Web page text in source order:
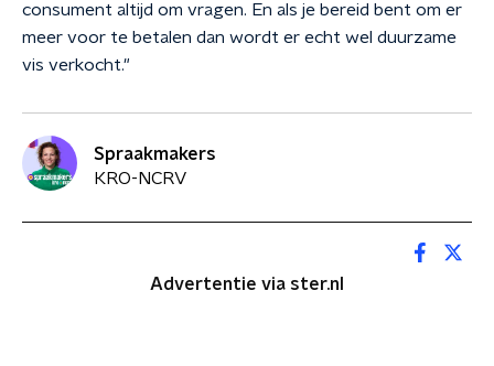
consument altijd om vragen. En als je bereid bent om er
meer voor te betalen dan wordt er echt wel duurzame
vis verkocht."
Spraakmakers
KRO-NCRV
Advertentie via ster.nl